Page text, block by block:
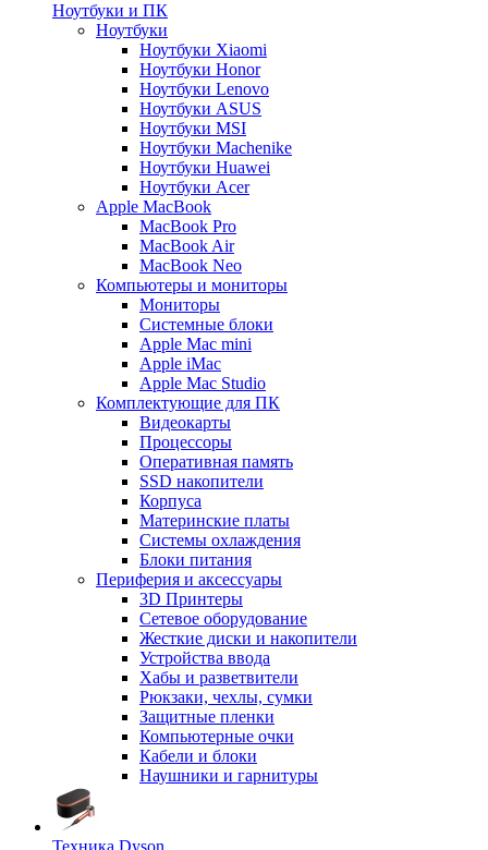
Ноутбуки и ПК
Ноутбуки
Ноутбуки Xiaomi
Ноутбуки Honor
Ноутбуки Lenovo
Ноутбуки ASUS
Ноутбуки MSI
Ноутбуки Machenike
Ноутбуки Huawei
Ноутбуки Acer
Apple MacBook
MacBook Pro
MacBook Air
MacBook Neo
Компьютеры и мониторы
Мониторы
Системные блоки
Apple Mac mini
Apple iMac
Apple Mac Studio
Комплектующие для ПК
Видеокарты
Процессоры
Оперативная память
SSD накопители
Корпуса
Материнские платы
Системы охлаждения
Блоки питания
Периферия и аксессуары
3D Принтеры
Сетевое оборудование
Жесткие диски и накопители
Устройства ввода
Хабы и разветвители
Рюкзаки, чехлы, сумки
Защитные пленки
Компьютерные очки
Кабели и блоки
Наушники и гарнитуры
Техника Dyson